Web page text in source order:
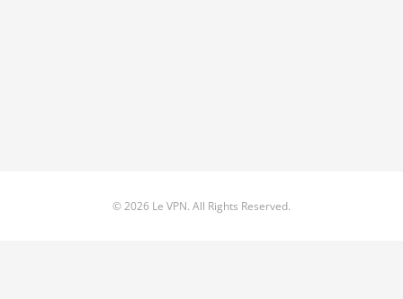
© 2026 Le VPN. All Rights Reserved.